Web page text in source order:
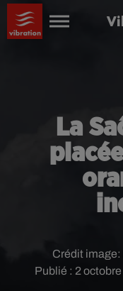
La
Publié : 2
Crédit image: